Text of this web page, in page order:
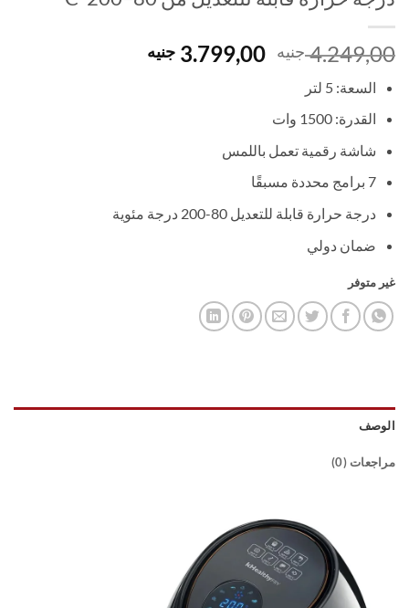
4.249,00 جنيه السعر
الأصلي
3.799,00 جنيه
السعة: 5 لتر
القدرة: 1500 وات
شاشة رقمية تعمل باللمس
7 برامج محددة مسبقًا
درجة حرارة قابلة للتعديل 80-200 درجة مئوية
ضمان دولي
غير متوفر
الوصف
مراجعات (0)